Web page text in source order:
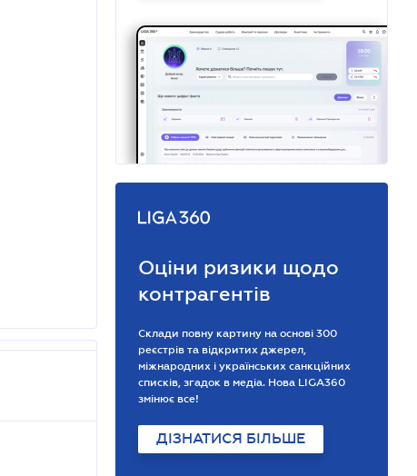
Оціни ризики щодо
контрагентів
Склади повну картину на основі 300
реєстрів та відкритих джерел,
міжнародних і українських санкційних
списків, згадок в медіа. Нова LIGA360
змінює все!
ДІЗНАТИСЯ БІЛЬШЕ